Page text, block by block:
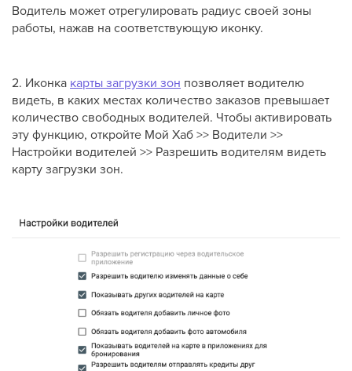
Водитель может отрегулировать радиус своей зоны
работы, нажав на соответствующую иконку.
2. Иконка карты загрузки зон позволяет водителю
видеть, в каких местах количество заказов превышает
количество свободных водителей. Чтобы активировать
эту функцию, откройте Мой Хаб >> Водители >>
Настройки водителей >> Разрешить водителям видеть
карту загрузки зон.